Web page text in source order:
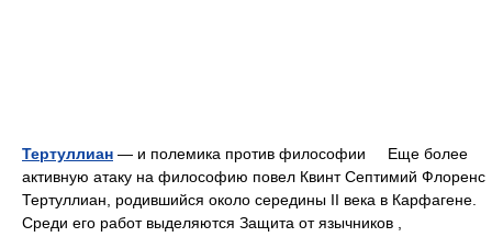
Тертуллиан — и полемика против философии Еще более
активную атаку на философию повел Квинт Септимий Флоренс
Тертуллиан, родившийся около середины II века в Карфагене.
Среди его работ выделяются Защита от язычников ,